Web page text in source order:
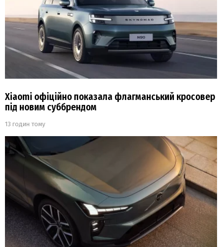
Xiaomi офіційно показала флагманський кросовер
під новим суббрендом
13 годин тому